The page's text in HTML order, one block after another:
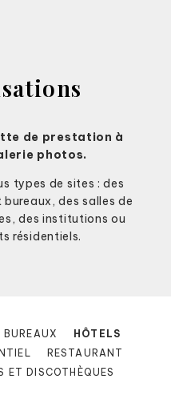
de prestation à
photos.
types de sites : des
des salles de
des institutions ou
résidentiels.
BUREAUX
HÔTELS
RESTAURANT
ET DISCOTHÈQUES